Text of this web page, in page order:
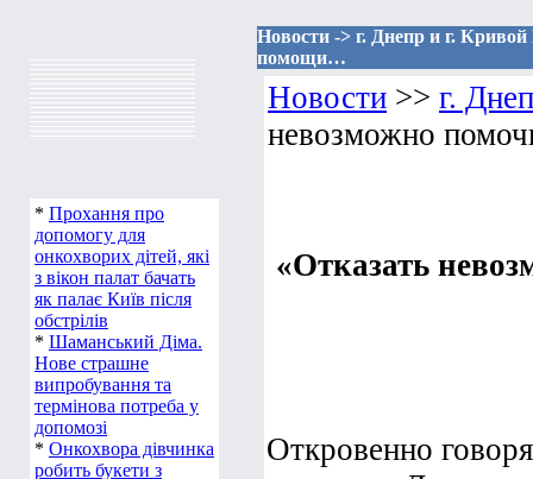
* Прохання про
допомогу для
онкохворих дітей, які
з вікон палат бачать
як палає Київ після
обстрілів
* Шаманський Діма.
Нове страшне
випробування та
термінова потреба у
допомозі
* Онкохвора дівчинка
робить букети з
Новости -> г. Днепр и г.
помощи…
Новости >> г.
невозможно
«Отказать
Откровенно